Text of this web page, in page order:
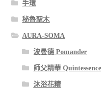
手環
秘魯聖木
AURA-SOMA
波曼德 Pomander
師父精華 Quintessence
沐浴花精